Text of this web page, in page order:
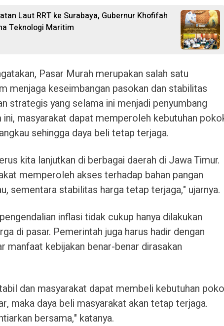
Laut RRT ke Surabaya, Gubernur Khofifah
Teknologi Maritim
Pasar Murah merupakan salah satu
menjaga keseimbangan pasokan dan stabilitas
strategis yang selama ini menjadi penyumbang
masyarakat dapat memperoleh kebutuhan
sehingga daya beli tetap terjaga.
kita lanjutkan di berbagai daerah di Jawa Timur.
memperoleh akses terhadap bahan pangan
sementara stabilitas harga tetap terjaga," ujarnya.
inflasi tidak cukup hanya dilakukan
di pasar. Pemerintah juga harus hadir dengan
manfaat kebijakan benar-benar dirasakan
dan masyarakat dapat membeli kebutuhan
maka daya beli masyarakat akan tetap terjaga.
bersama," katanya.